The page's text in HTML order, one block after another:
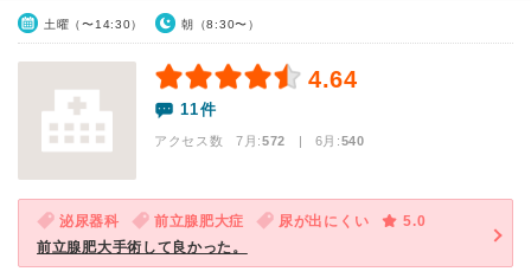
土曜（〜14:30） 朝（8:30〜）
4.64
11件
アクセス数 7月:572 | 6月:540
泌尿器科 前立腺肥大症 尿が出にくい
5.0
前立腺肥大手術して良かった。